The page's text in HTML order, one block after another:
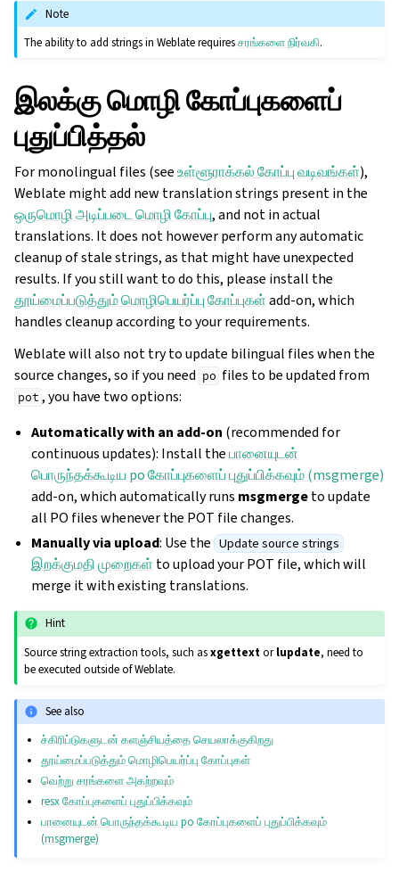
Note
The ability to add strings in Weblate requiresசரங்களை நிர்வகி.
இலக்கு மொழி கோப்புகளைப்
புதுப்பித்தல்
For monolingual files (seeஉள்ளூராக்கல் கோப்பு வடிவங்கள்),
Weblate might add new translation strings present in the
ஒருமொழி அடிப்படை மொழி கோப்பு, and not in actual
translations. It does not however perform any automatic
cleanup of stale strings, as that might have unexpected
results. If you still want to do this, please install the
தூய்மைப்படுத்தும் மொழிபெயர்ப்பு கோப்புகள்add-on, which
handles cleanup according to your requirements.
Weblate will also not try to update bilingual files when the
source changes, so if you need po files to be updated from
pot , you have two options:
Automatically with an add-on (recommended for
continuous updates): Install theபானையுடன்
பொருந்தக்கூடிய po கோப்புகளைப் புதுப்பிக்கவும் (msgmerge)
add-on, which automatically runs msgmergeto update
all PO files whenever the POT file changes.
Manually via upload: Use the Update source strings
இறக்குமதி முறைகள் to upload your POT file, which will
merge it with existing translations.
Hint
Source string extraction tools, such asxgettextorlupdate, need to
be executed outside of Weblate.
See also
ச்கிரிப்டுகளுடன் களஞ்சியத்தை செயலாக்குகிறது
தூய்மைப்படுத்தும் மொழிபெயர்ப்பு கோப்புகள்
வெற்று சரங்களை அகற்றவும்
resx கோப்புகளைப் புதுப்பிக்கவும்
பானையுடன் பொருந்தக்கூடிய po கோப்புகளைப் புதுப்பிக்கவும்
(msgmerge)